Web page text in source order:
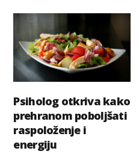
Psiholog otkriva kako
prehranom poboljšati
raspoloženje i
energiju